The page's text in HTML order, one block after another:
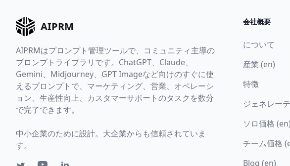
AIPRM
AIPRMはプロンプト管理ツールで、コミュニティ主導の
プロンプトライブラリです。ChatGPT、Claude、
Gemini、Midjourney、GPT Imageなど向けのすぐに使
えるプロンプトで、マーケティング、営業、オペレーシ
ョン、生産性向上、カスタマーサポートのタスクを数分
で完了できます。
中小企業のために設計。大企業からも信頼されていま
す。
会社概要
について
産業 (en)
特徴
ジェネレー
ソロ価格 (en)
チーム価格
Blog (en)